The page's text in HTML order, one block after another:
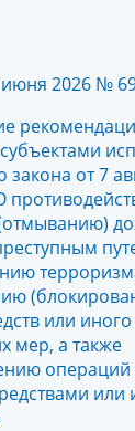
2026 №
от 7
или
мер, а также
операций
или